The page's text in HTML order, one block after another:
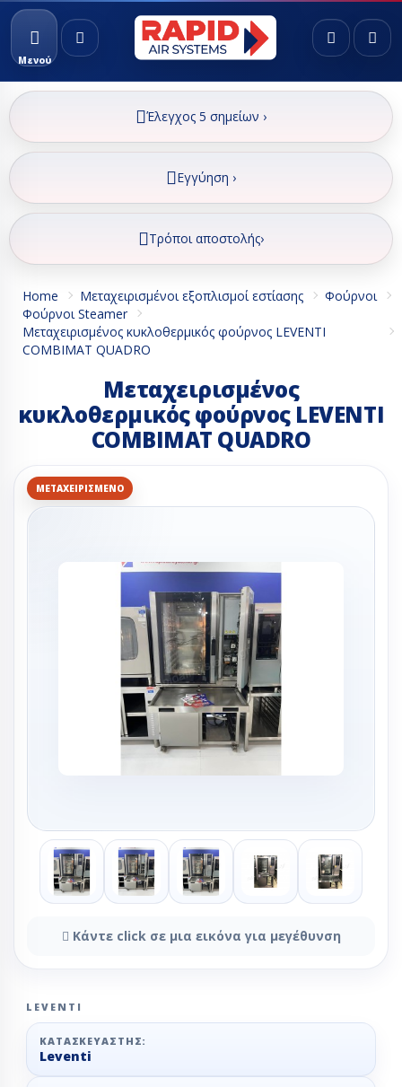
Μενού
Έλεγχος 5 σημείων ›
Εγγύηση ›
Τρόποι αποστολής›
Home Μεταχειρισμένοι εξοπλισμοί εστίασης
Φούρνοι
Φούρνοι Steamer
Μεταχειρισμένος κυκλοθερμικός φούρνος LEVENTI
COMBIMAT QUADRO
Μεταχειρισμένος
κυκλοθερμικός φούρνος LEVENTI
COMBIMAT QUADRO
ΜΕΤΑΧΕΙΡΙΣΜΈΝΟ
Κάντε click σε μια εικόνα για μεγέθυνση
LEVENTI
ΚΑΤΑΣΚΕΥΑΣΤΉΣ:
Leventi